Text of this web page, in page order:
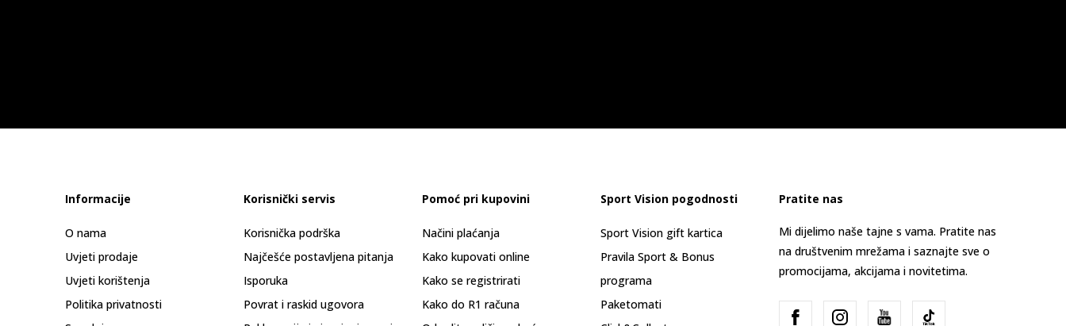
Informacije
O nama
Uvjeti prodaje
Uvjeti korištenja
Politika privatnosti
Korisnički servis
Korisnička podrška
Najčešće postavljena pitanja
Isporuka
Povrat i raskid ugovora
Pomoć pri kupovini
Načini plaćanja
Kako kupovati online
Kako se registrirati
Kako do R1 računa
Sport Vision pogodnosti
Sport Vision gift kartica
Pravila Sport & Bonus
programa
Paketomati
Pratite nas
Mi dijelimo naše tajne s vama. Pratite nas
na društvenim mrežama i saznajte sve o
promocijama, akcijama i novitetima.